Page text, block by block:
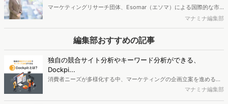
マーケティングリサーチ団体、Esomar（エソマ）による国際的な市
場調査・インサイトの祭典「ESOMAR Asia Pacific 2026 in
Tokyo（以下、AP2026）」が2026年5月27日〜29日に東京で開催さ
れます。リサーチにまつわる世界の最新情勢にキャッチアップできる
貴重な機会となり、特に生成AIに関するレポートが多くを占めている
といいます。同イベントのコミッティチェアに就任したヴァリューズ
の子安亜紀子に、「AP2026」で注目すべきポイントについて聞きま
した。
マナミナ編集部
編集部おすすめの記事
独自の競合サイト分析やキーワード分析ができる、
Dockpi...
消費者ニーズが多様化する中、マーケティングの企画立案を進める上
で、競合分析や消費者分析の重要性がより高まっています。Web行動
マナミナ編集部